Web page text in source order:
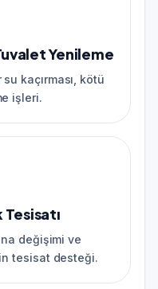
Yenileme
kaçırması, kötü
işleri.
değişimi ve
tesisat desteği.